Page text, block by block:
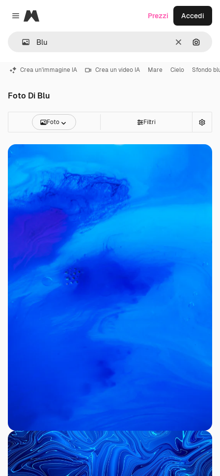
Close menu
Magnific
CancellaCerca
Prezzi Accedi
Crea un'immagine IA Crea un video IA Mare Cielo Sfondo
Foto Di Blu
Foto Filtri